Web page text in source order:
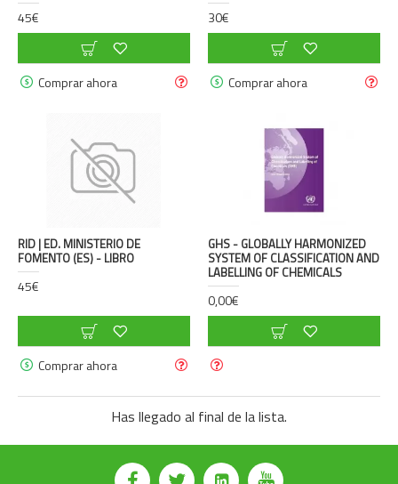
45€
Comprar ahora
30€
Comprar ahora
RID | ED. MINISTERIO DE
FOMENTO (ES) - LIBRO
45€
Comprar ahora
GHS - GLOBALLY HARMONIZED
SYSTEM OF CLASSIFICATION AND
LABELLING OF CHEMICALS
0,00€
Has llegado al final de la lista.